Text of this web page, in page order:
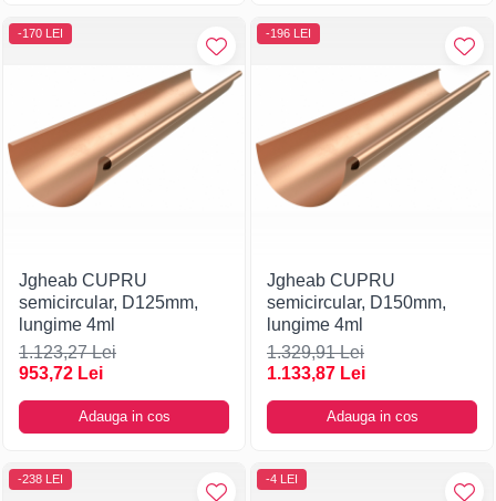
-170 LEI
Jgheab CUPRU
semicircular, D125mm,
lungime 4ml
1.123,27 Lei
953,72 Lei
Adauga in cos
-196 LEI
Jgheab CUPRU
semicircular, D150mm,
lungime 4ml
1.329,91 Lei
1.133,87 Lei
Adauga in cos
-238 LEI -4 LEI